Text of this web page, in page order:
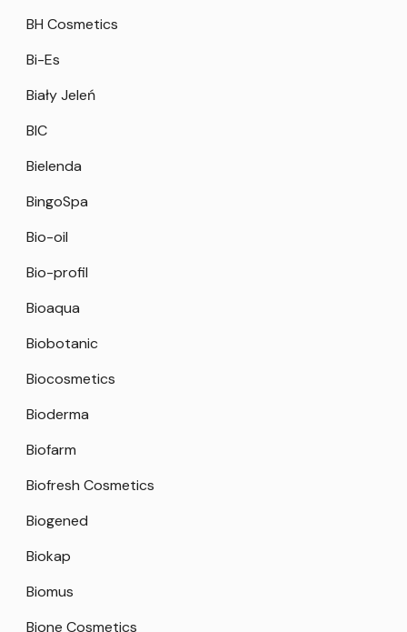
BH Cosmetics
Bi-Es
Biały Jeleń
BIC
Bielenda
BingoSpa
Bio-oil
Bio-profil
Bioaqua
Biobotanic
Biocosmetics
Bioderma
Biofarm
Biofresh Cosmetics
Biogened
Biokap
Biomus
Bione Cosmetics